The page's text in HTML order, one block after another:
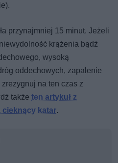
przynajmniej 15 minut. Jeżeli
krążenia bądź
wysoką
oddechowych, zapalenie
na ten czas z
takżeten artykuł z
katar.